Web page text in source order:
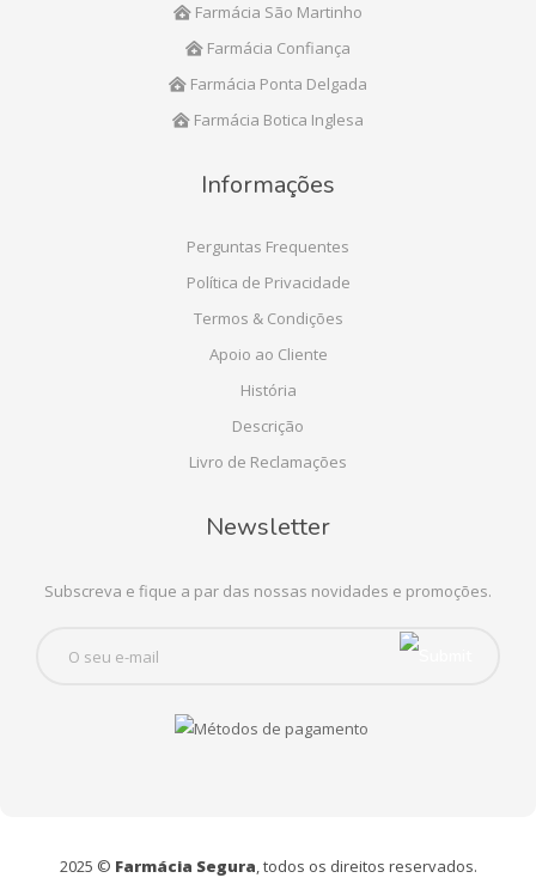
Farmácia São Martinho
Farmácia Confiança
Farmácia Ponta Delgada
Farmácia Botica Inglesa
Informações
Perguntas Frequentes
Política de Privacidade
Termos & Condições
Apoio ao Cliente
História
Descrição
Livro de Reclamações
Newsletter
Subscreva e fique a par das nossas novidades e promoções.
2025 © Farmácia Segura, todos os direitos reservados.